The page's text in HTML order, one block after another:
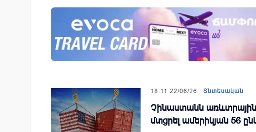
18:11 22/06/26 | Տնտեսական
Չինաստանն
մտցրել ամերիկյան 56
վարկանիշային
Ֆասթ Բանկը Սևան Ստարտափ
առաջարկները